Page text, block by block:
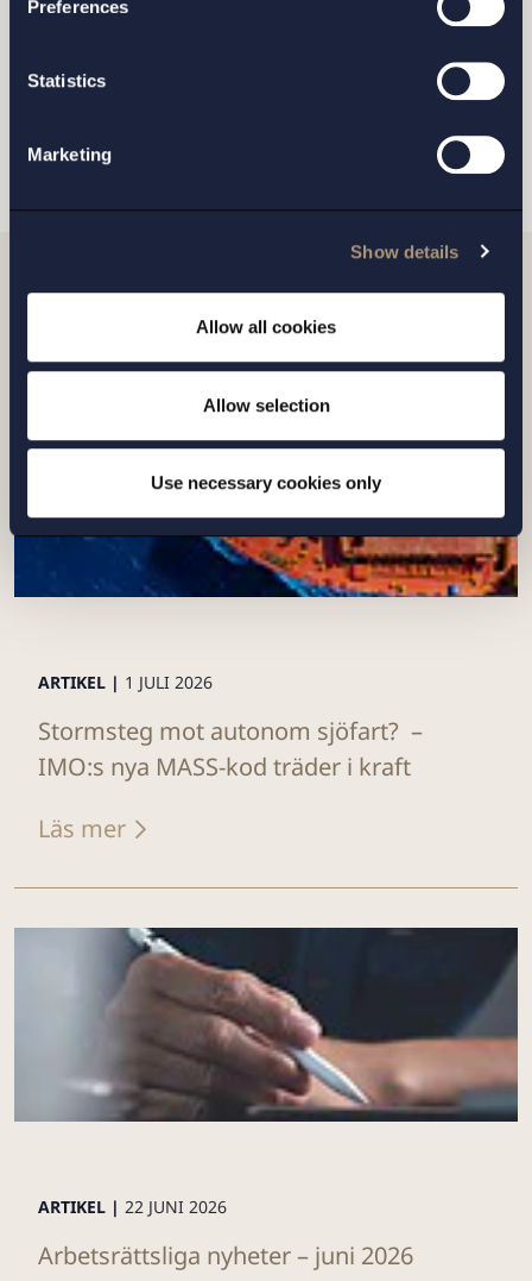
Preferences
Statistics
Marketing
Show details
Allow all cookies
Allow selection
Use necessary cookies only
Jag har läst och samtycker till Setterwalls
Relaterade nyheter
ARTIKEL | 1 JULI 2026
Stormsteg mot autonom sjöfart? –
IMO:s nya MASS-kod träder i kraft
Läs mer
ARTIKEL | 22 JUNI 2026
Arbetsrättsliga nyheter – juni 2026